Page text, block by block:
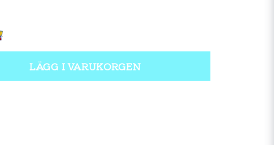
LÄGG I VARUKORGEN